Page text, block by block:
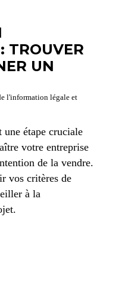
TROUVER
UN
l'information légale et
une étape cruciale
votre entreprise
de la vendre.
vos critères de
à la